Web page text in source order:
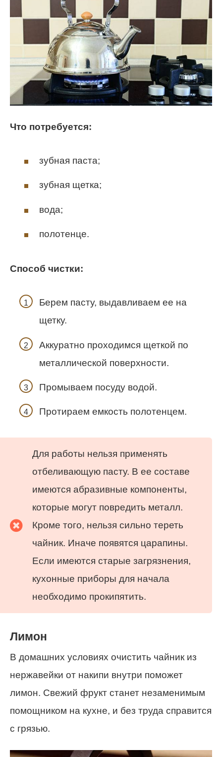
Что потребуется:
зубная паста;
зубная щетка;
вода;
полотенце.
Способ чистки:
Берем пасту, выдавливаем ее на
щетку.
Аккуратно проходимся щеткой по
металлической поверхности.
Промываем посуду водой.
Протираем емкость полотенцем.
Для работы нельзя применять
отбеливающую пасту. В ее составе
имеются абразивные компоненты,
которые могут повредить металл.
Кроме того, нельзя сильно тереть
чайник. Иначе появятся царапины.
Если имеются старые загрязнения,
кухонные приборы для начала
необходимо прокипятить.
Лимон
В домашних условиях очистить чайник из
нержавейки от накипи внутри поможет
лимон. Свежий фрукт станет незаменимым
помощником на кухне, и без труда справится
с грязью.